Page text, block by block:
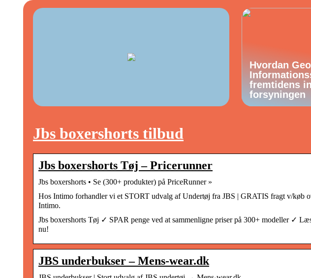
Hvordan
fremtidens
forsyningen
Jbs boxershorts tilbud
Jbs boxershorts Tøj – Pricerunner
Jbs boxershorts • Se (300+ produkter) på PriceRunner »
Hos Intimo forhandler vi et STORT udvalg af Undertøj fra JBS | GRATIS fragt v/køb
Intimo.
Jbs boxershorts Tøj ✓ SPAR penge ved at sammenligne priser på 300+ modeller ✓
nu!
JBS underbukser – Mens-wear.dk